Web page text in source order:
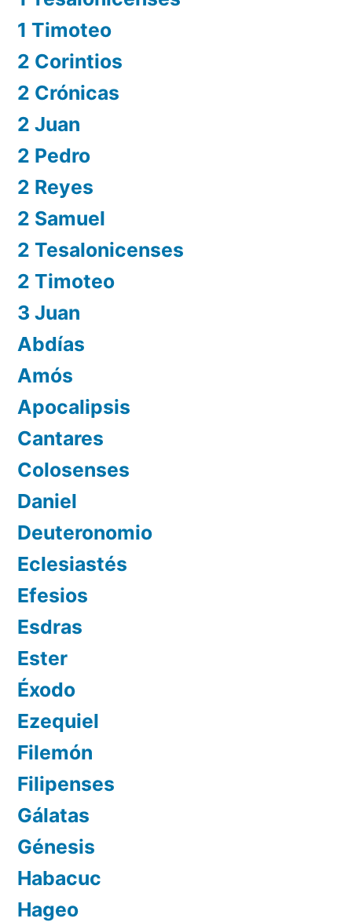
1 Timoteo
2 Corintios
2 Crónicas
2 Juan
2 Pedro
2 Reyes
2 Samuel
2 Tesalonicenses
2 Timoteo
3 Juan
Abdías
Amós
Apocalipsis
Cantares
Colosenses
Daniel
Deuteronomio
Eclesiastés
Efesios
Esdras
Ester
Éxodo
Ezequiel
Filemón
Filipenses
Gálatas
Génesis
Habacuc
Hageo